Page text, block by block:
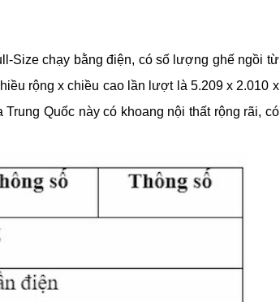
Size chạy bằng điện, có số lượng ghế ngồi từ
rộng x chiều cao lần lượt là 5.209 x 2.010 x
Quốc này có khoang nội thất rộng rãi, có